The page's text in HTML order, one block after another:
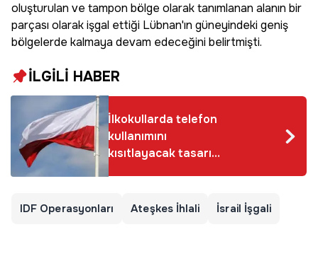
oluşturulan ve tampon bölge olarak tanımlanan alanın bir
parçası olarak işgal ettiği Lübnan'ın güneyindeki geniş
bölgelerde kalmaya devam edeceğini belirtmişti.
İLGİLİ HABER
İlkokullarda telefon
kullanımını
kısıtlayacak tasarı
Polonya'da kabul
IDF Operasyonları Ateşkes İhlali İsrail İşgali